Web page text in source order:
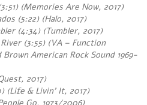
(Memories Are Now, 2017)
(5:22) (Halo, 2017)
(4:34) (Tumbler, 2017)
(3:55) (VA – Function
American Rock Sound 1969-
2017)
(Life & Livin’ It, 2017)